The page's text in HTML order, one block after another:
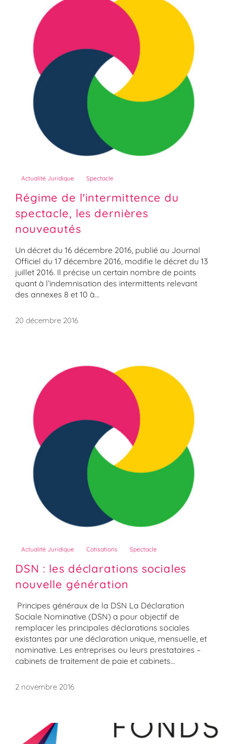
Actualité Juridique Spectacle
Régime de l'intermittence du
spectacle, les dernières
nouveautés
Un décret du 16 décembre 2016, publié au Journal
Officiel du 17 décembre 2016, modifie le décret du 13
juillet 2016. Il précise un certain nombre de points
quant à l’indemnisation des intermittents relevant
des annexes 8 et 10 à...
20 décembre 2016
Actualité Juridique Cotisations Spectacle
DSN : les déclarations sociales
nouvelle génération
Principes généraux de la DSN La Déclaration
Sociale Nominative (DSN) a pour objectif de
remplacer les principales déclarations sociales
existantes par une déclaration unique, mensuelle, et
nominative. Les entreprises ou leurs prestataires –
cabinets de traitement de paie et cabinets...
2 novembre 2016